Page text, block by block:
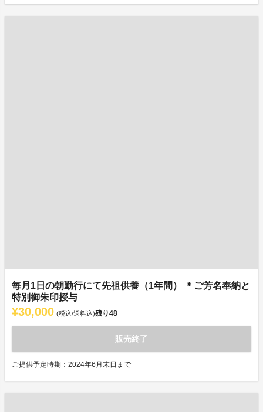
毎月1日の朝勤行にて先祖供養（1年間） ＊ご芳名奉納と
特別御朱印授与
¥30,000 (税込/送料込)残り48
販売終了
ご提供予定時期：2024年6月末日まで